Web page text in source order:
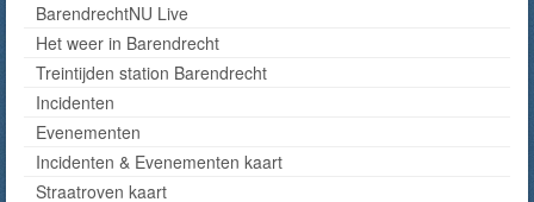
BarendrechtNU Live
Het weer in Barendrecht
Treintijden station Barendrecht
Incidenten
Evenementen
Incidenten & Evenementen kaart
Straatroven kaart